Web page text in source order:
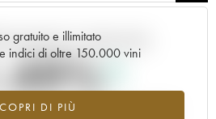
gratuito e illimitato
indici di oltre 150.000 vini
DI PIÙ
quotazione in tempo reale
2010 nel 2026 rispetto al 2025